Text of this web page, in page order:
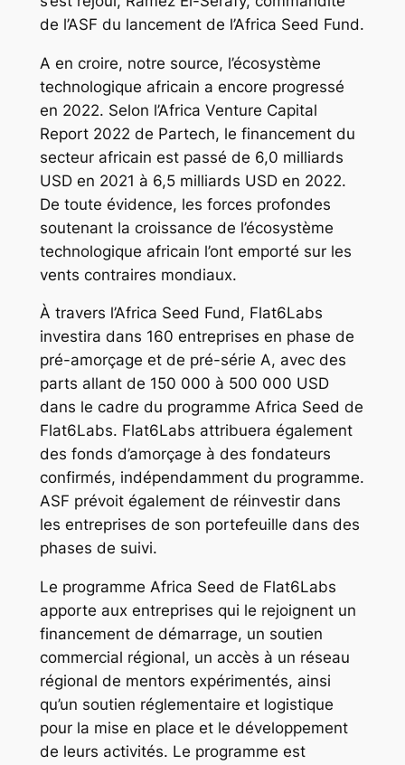
de l’ASF du lancement de l’Africa Seed Fund.
A en croire, notre source, l’écosystème
technologique africain a encore progressé
en 2022. Selon l’Africa Venture Capital
Report 2022 de Partech, le financement du
secteur africain est passé de 6,0 milliards
USD en 2021 à 6,5 milliards USD en 2022.
De toute évidence, les forces profondes
soutenant la croissance de l’écosystème
technologique africain l’ont emporté sur les
vents contraires mondiaux.
À travers l’Africa Seed Fund, Flat6Labs
investira dans 160 entreprises en phase de
pré-amorçage et de pré-série A, avec des
parts allant de 150 000 à 500 000 USD
dans le cadre du programme Africa Seed de
Flat6Labs. Flat6Labs attribuera également
des fonds d’amorçage à des fondateurs
confirmés, indépendamment du programme.
ASF prévoit également de réinvestir dans
les entreprises de son portefeuille dans des
phases de suivi.
Le programme Africa Seed de Flat6Labs
apporte aux entreprises qui le rejoignent un
financement de démarrage, un soutien
commercial régional, un accès à un réseau
régional de mentors expérimentés, ainsi
qu’un soutien réglementaire et logistique
pour la mise en place et le développement
de leurs activités. Le programme est